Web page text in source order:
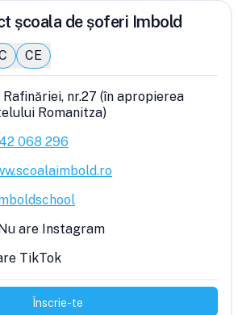
școala de șoferi Imbold
CE
Rafinăriei, nr.27 (în apropierea
Romanitza)
068 296
are Instagram
TikTok
Înscrie-te